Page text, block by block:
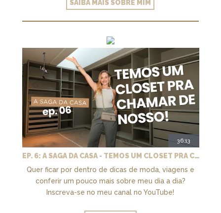
SAIBA MAIS SOBRE MIM
36:13
EP. 6: A SAGA DA CASA - TEMOS UM CLOSET PRA CHAMAR DE NOSSO + MARCENARIA E PAISAGISMO
Quer ficar por dentro de dicas de moda, viagens e
conferir um pouco mais sobre meu dia a dia?
Inscreva-se no meu canal no YouTube!